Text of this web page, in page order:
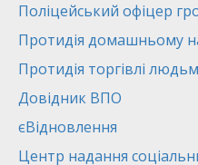
Поліцейський офіцер
Протидія домашньому
Протидія торгівлі
Довідник ВПО
єВідновлення
Центр надання